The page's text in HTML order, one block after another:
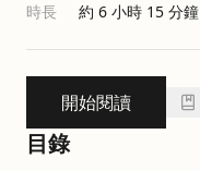
時長
約 6 小時 15 分鐘
開始閱讀
目錄